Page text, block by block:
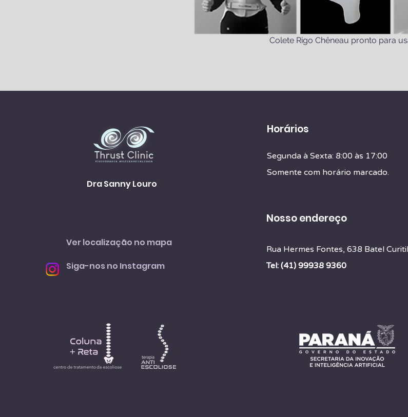
Colete Rigo Chêneau pronto para
Dra Sanny Louro
Ver localização no mapa
Siga-nos no Instagram
Horários
Segunda à Sexta: 8:00 às 17:00
Somente com horário marcado.
Nosso endereço
Rua Hermes Fontes, 638 Batel
Tel: (41) 99938 9360